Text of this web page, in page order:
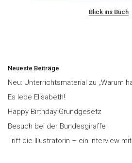
Blick ins Buch
Neueste Beiträge
Neu: Unterrichtsmaterial zu „Warum
Es lebe Elisabeth!
Happy Birthday Grundgesetz
Besuch bei der Bundesgiraffe
Triff die Illustratorin – ein Interview mit